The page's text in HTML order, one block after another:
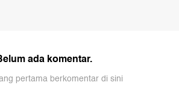
ada komentar.
pertama berkomentar di sini